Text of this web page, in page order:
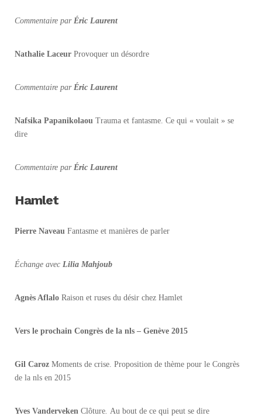
Commentaire par Éric Laurent
Nathalie Laceur Provoquer un désordre
Commentaire par Éric Laurent
Nafsika Papanikolaou Trauma et fantasme. Ce qui « voulait » se
dire
Commentaire par Éric Laurent
Hamlet
Pierre Naveau Fantasme et manières de parler
Échange avec Lilia Mahjoub
Agnès Aflalo Raison et ruses du désir chez Hamlet
Vers le prochain Congrès de la nls – Genève 2015
Gil Caroz Moments de crise. Proposition de thème pour le Congrès
de la nls en 2015
Yves Vanderveken Clôture Au bout de ce qui peut se dire